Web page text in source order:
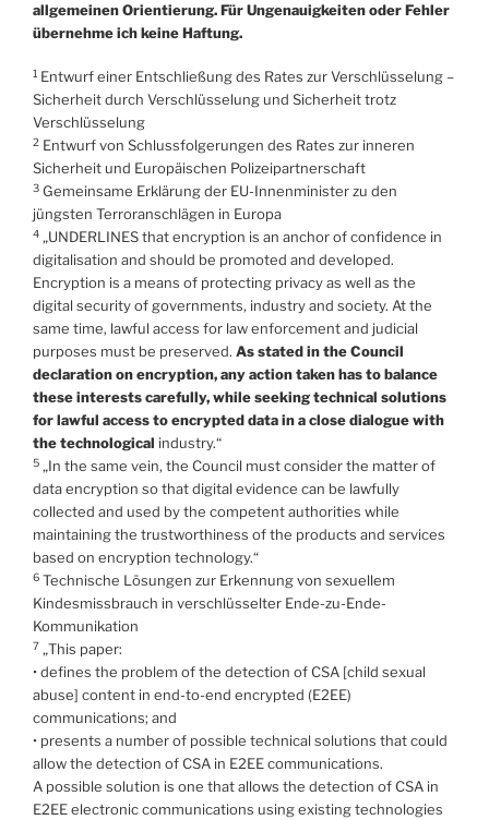
allgemeinen Orientierung. Für Ungenauigkeiten oder Fehler
übernehme ich keine Haftung.
1 Entwurf einer Entschließung des Rates zur Verschlüsselung –
Sicherheit durch Verschlüsselung und Sicherheit trotz
Verschlüsselung
2 Entwurf von Schlussfolgerungen des Rates zur inneren
Sicherheit und Europäischen Polizeipartnerschaft
3 Gemeinsame Erklärung der EU-Innenminister zu den
jüngsten Terroranschlägen in Europa
4 „UNDERLINES that encryption is an anchor of confidence in
digitalisation and should be promoted and developed.
Encryption is a means of protecting privacy as well as the
digital security of governments, industry and society. At the
same time, lawful access for law enforcement and judicial
purposes must be preserved. As stated in the Council
declaration on encryption, any action taken has to balance
these interests carefully, while seeking technical solutions
for lawful access to encrypted data in a close dialogue with
the technological industry.“
5 „In the same vein, the Council must consider the matter of
data encryption so that digital evidence can be lawfully
collected and used by the competent authorities while
maintaining the trustworthiness of the products and services
based on encryption technology.“
6 Technische Lösungen zur Erkennung von sexuellem
Kindesmissbrauch in verschlüsselter Ende-zu-Ende-
Kommunikation
7 „This paper:
• defines the problem of the detection of CSA [child sexual
abuse] content in end-to-end encrypted (E2EE)
communications; and
• presents a number of possible technical solutions that could
allow the detection of CSA in E2EE communications.
A possible solution is one that allows the detection of CSA in
E2EE electronic communications using existing technologies